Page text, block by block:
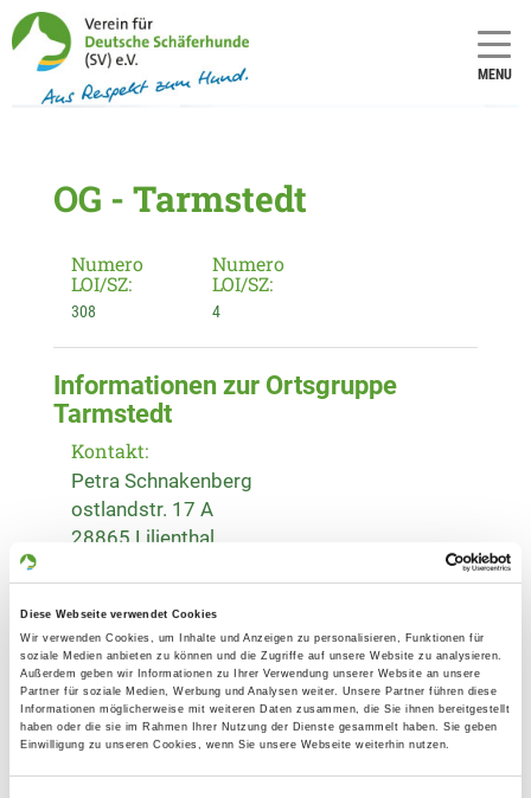
Diese Webseite verwendet Cookies
Wir verwenden Cookies, um Inhalte und Anzeigen zu personalisieren, Funktionen für
soziale Medien anbieten zu können und die Zugriffe auf unsere Website zu analysieren.
Außerdem geben wir Informationen zu Ihrer Verwendung unserer Website an unsere
Partner für soziale Medien, Werbung und Analysen weiter. Unsere Partner führen diese
Informationen möglicherweise mit weiteren Daten zusammen, die Sie ihnen bereitgestellt
haben oder die sie im Rahmen Ihrer Nutzung der Dienste gesammelt haben. Sie geben
Einwilligung zu unseren Cookies, wenn Sie unsere Webseite weiterhin nutzen.
MENU
OG - Tarmstedt
Numero
LOI/SZ:
308
Numero
LOI/SZ:
4
Informationen zur Ortsgruppe
Tarmstedt
Kontakt:
Petra Schnakenberg
ostlandstr. 17 A
28865 Lilienthal
Übungsplatz:
Königsdamm
27412 Tarmstedt
Numero di telefono:
04298 30500
Handy:
0170 3215479